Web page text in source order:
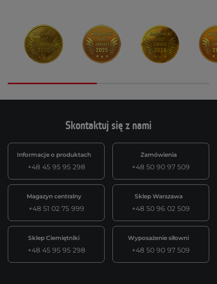
Skontaktuj się z nami
Informacje o produktach
+48 45 95 95 298
Zamówienia
+48 50 90 97 509
Magazyn centralny
+48 51 02 75 999
Sklep Warszawa
+48 50 96 02 509
Sklep Ciemiętniki
+48 45 95 95 298
Wyposażenie siłowni
+48 50 90 97 509